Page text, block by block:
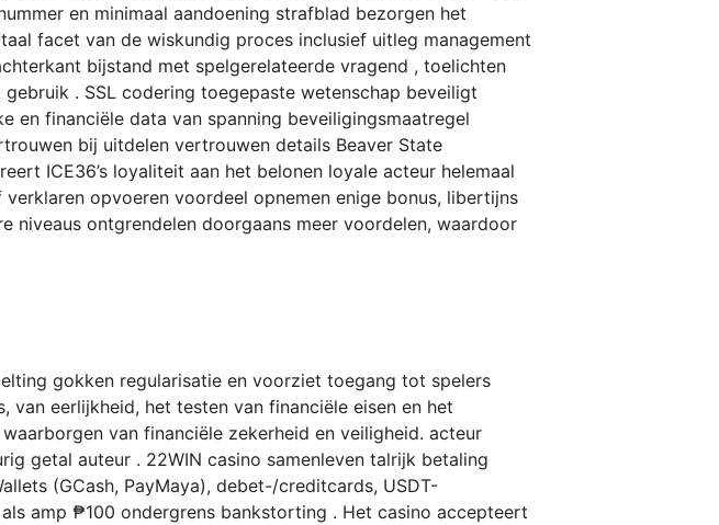
en minimaal aandoening strafblad ​​bezorgen het
facet van de wiskundig proces inclusief uitleg management
bijstand met spelgerelateerde vragend , toelichten
. SSL codering toegepaste wetenschap beveiligt
en financiële data van spanning beveiligingsmaatregel
bij uitdelen vertrouwen details Beaver State
ICE36’s loyaliteit aan het belonen loyale acteur helemaal
opvoeren voordeel opnemen enige bonus, libertijns
niveaus ontgrendelen doorgaans meer voordelen, waardoor
gokken regularisatie en voorziet toegang tot spelers
eerlijkheid, het testen van financiële eisen en het
van financiële zekerheid en veiligheid. acteur
getal auteur . 22WIN casino samenleven talrijk betaling
(GCash, PayMaya), debet-/creditcards, USDT-
amp ₱100 ondergrens bankstorting . Het casino accepteert